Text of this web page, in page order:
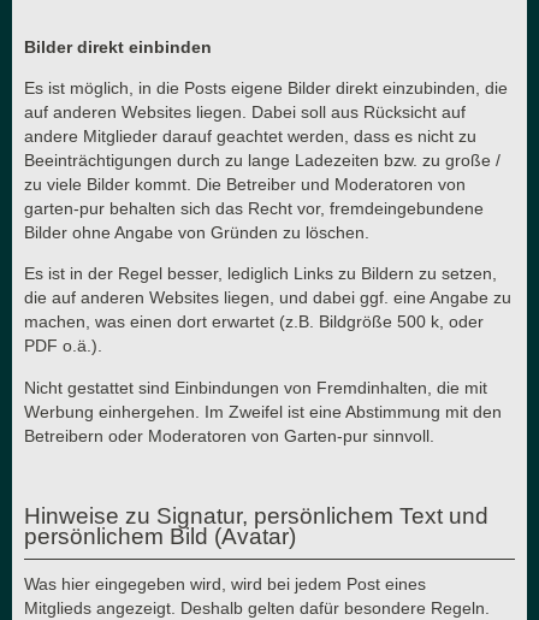
Bilder direkt einbinden
Es ist möglich, in die Posts eigene Bilder direkt einzubinden, die
auf anderen Websites liegen. Dabei soll aus Rücksicht auf
andere Mitglieder darauf geachtet werden, dass es nicht zu
Beeinträchtigungen durch zu lange Ladezeiten bzw. zu große /
zu viele Bilder kommt. Die Betreiber und Moderatoren von
garten-pur behalten sich das Recht vor, fremdeingebundene
Bilder ohne Angabe von Gründen zu löschen.
Es ist in der Regel besser, lediglich Links zu Bildern zu setzen,
die auf anderen Websites liegen, und dabei ggf. eine Angabe zu
machen, was einen dort erwartet (z.B. Bildgröße 500 k, oder
PDF o.ä.).
Nicht gestattet sind Einbindungen von Fremdinhalten, die mit
Werbung einhergehen. Im Zweifel ist eine Abstimmung mit den
Betreibern oder Moderatoren von Garten-pur sinnvoll.
Hinweise zu Signatur, persönlichem Text und
persönlichem Bild (Avatar)
Was hier eingegeben wird, wird bei jedem Post eines
Mitglieds angezeigt. Deshalb gelten dafür besondere Regeln.